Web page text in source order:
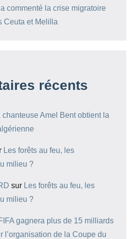
commenté la crise migratoire
Ceuta et Melilla
récents
chanteuse Amel Bent obtient la
Les forêts au feu, les
milieu ?
sur Les forêts au feu, les
milieu ?
gagnera plus de 15 milliards
l’organisation de la Coupe du